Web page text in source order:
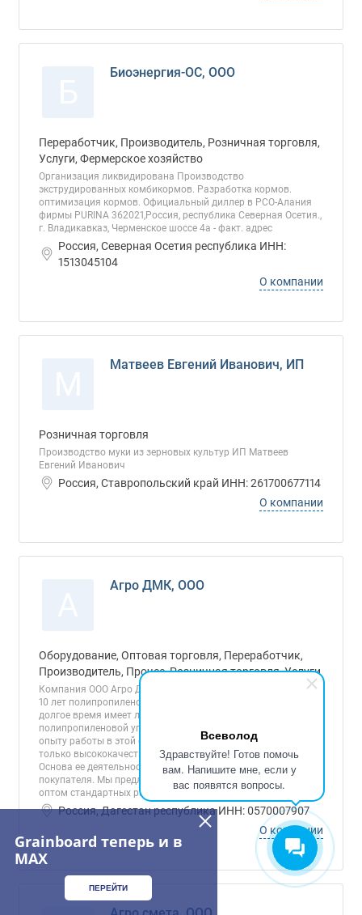
Всеволод
Здравствуйте! Готов помочь
вам. Напишите мне, если у
вас появятся вопросы.
Биоэнергия-ОС, ООО
Переработчик, Производитель, Розничная торговля,
Услуги, Фермерское хозяйство
Организация ликвидирована Производство
экструдированных комбикормов. Разработка кормов.
оптимизация кормов. Официальный диллер в РСО-Алания
фирмы PURINA 362021,Россия, республика Северная Осетия.,
г. Владикавказ, Черменское шоссе 4а - факт. адрес
Россия, Северная Осетия республика ИНН:
1513045104
О компании
Матвеев Евгений Иванович, ИП
Розничная торговля
Производство муки из зерновых культур ИП Матвеев
Евгений Иванович
Россия, Ставропольский край ИНН: 261700677114
О компании
Агро ДМК, ООО
Оборудование, Оптовая торговля, Переработчик,
Производитель, Прочее, Розничная торговля, Услуги
Компания ООО Агро ДМК занимается продажами в течение
10 лет полипропиленовыми мешками высшего сорта. И уже
долгое время имеет лидирующие позиции на рынке
полипропиленовой упаковки. Благодаря многолетнему
опыту работы в этой области, наша компания выпускает
только высококачественные полипропиленовые мешки.
Основа ее деятельности – политика, ориентированная на
покупателя. Мы предлагаем мешки полипропиленовые
оптом стандартных размеров, также...
Россия, Дагестан республика ИНН: 0570007907
О компании
Grainboard теперь и в
MAX
ПЕРЕЙТИ